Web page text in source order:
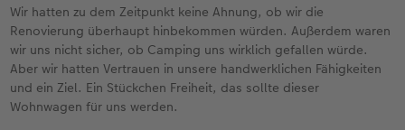
Wir hatten zu dem Zeitpunkt keine Ahnung, ob wir die
Renovierung überhaupt hinbekommen würden. Außerdem waren
wir uns nicht sicher, ob Camping uns wirklich gefallen würde.
Aber wir hatten Vertrauen in unsere handwerklichen Fähigkeiten
und ein Ziel. Ein Stückchen Freiheit, das sollte dieser
Wohnwagen für uns werden.